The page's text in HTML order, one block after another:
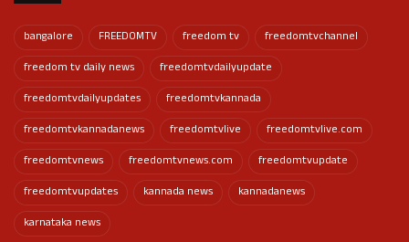
bangalore FREEDOMTV freedom tv
freedomtvchannel
freedom tv daily news
freedomtvdailyupdate
freedomtvdailyupdates
freedomtvkannada
freedomtvkannadanews
freedomtvlive
freedomtvlive.com
freedomtvnews
freedomtvnews.com
freedomtvupdate
freedomtvupdates
kannada news
kannadanews
karnataka news